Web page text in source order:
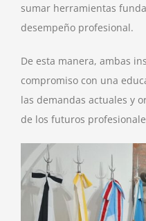
sumar herramientas
desempeño profesional.
De esta manera, ambas
compromiso con una
las demandas actuales y
de los futuros